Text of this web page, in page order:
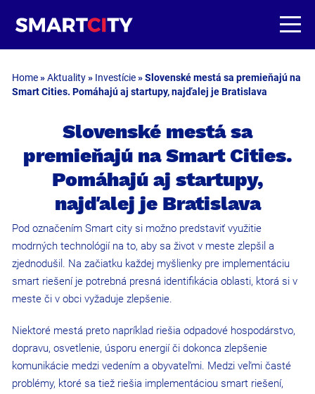
Home»Aktuality» Investície»Slovenské mestá sa premieňajú na
Smart Cities. Pomáhajú aj startupy, najďalej je Bratislava
Slovenské mestá sa
premieňajú na Smart Cities.
Pomáhajú aj startupy,
najďalej je Bratislava
Pod označením Smart city si možno predstaviť využitie
modrných technológií na to, aby sa život v meste zlepšil a
zjednodušil. Na začiatku každej myšlienky pre implementáciu
smart riešení je potrebná presná identifikácia oblasti, ktorá si v
meste či v obci vyžaduje zlepšenie.
Niektoré mestá preto napríklad riešia odpadové hospodárstvo,
dopravu, osvetlenie, úsporu energií či dokonca zlepšenie
komunikácie medzi vedením a obyvateľmi. Medzi veľmi časté
problémy, ktoré sa tiež riešia implementáciou smart riešení,